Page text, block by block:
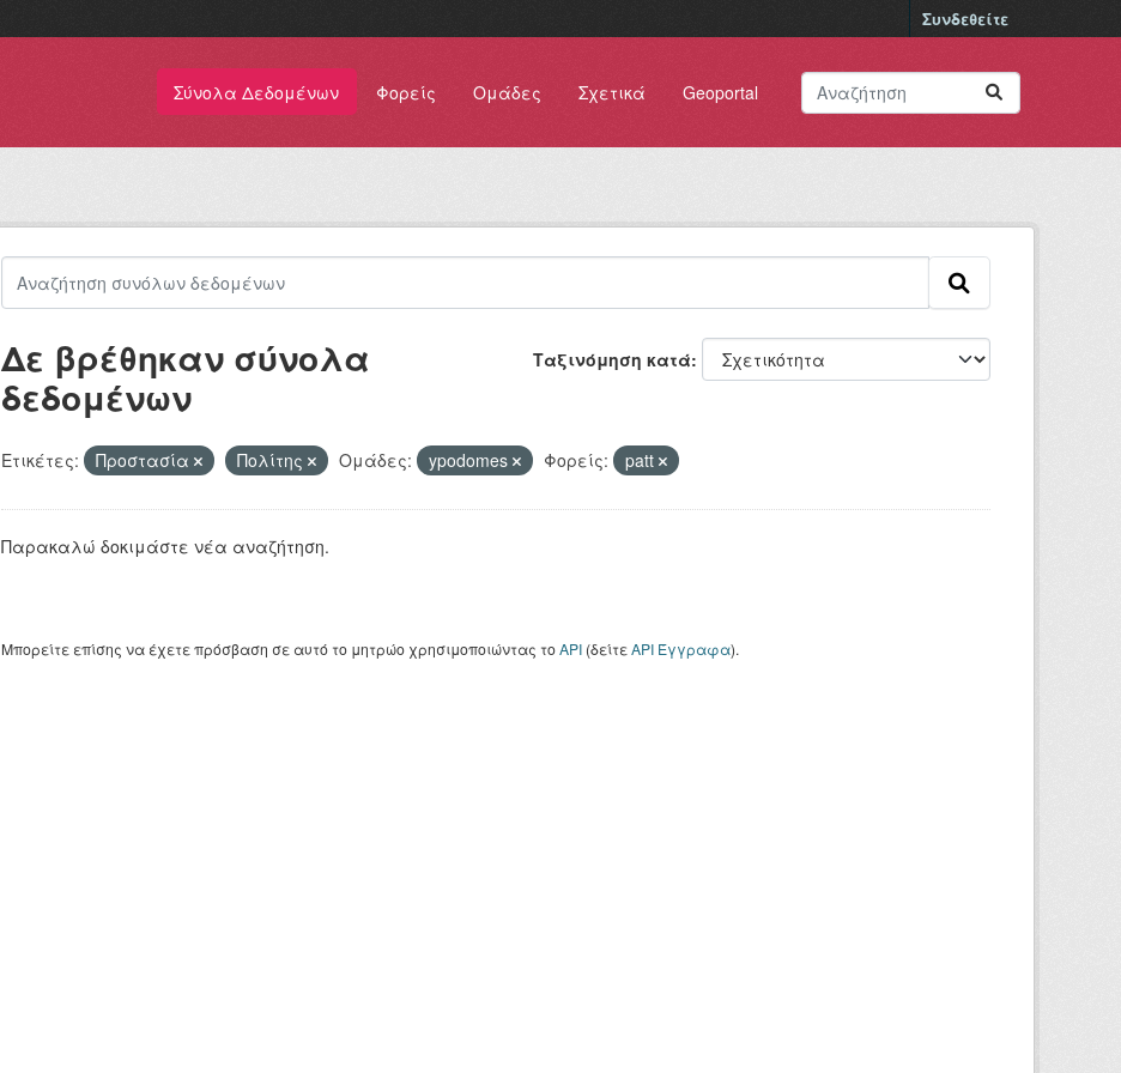
Συνδεθείτε
Σύνολα Δεδομένων Φορείς Ομάδες Σχετικά Geoportal
Ταξινόμηση κατά
Δε βρέθηκαν σύνολα
δεδομένων
Ετικέτες: Προστασία Πολίτης Ομάδες: ypodomes Φορείς: patt
Παρακαλώ δοκιμάστε νέα αναζήτηση.
Μπορείτε επίσης να έχετε πρόσβαση σε αυτό το μητρώο χρησιμοποιώντας τοAPI(δείτεAPI Έγγραφα).